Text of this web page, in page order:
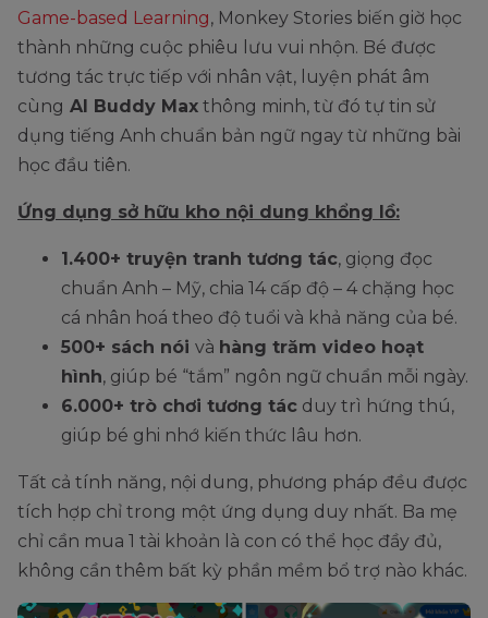
Game-based Learning, Monkey Stories biến giờ học
thành những cuộc phiêu lưu vui nhộn. Bé được
tương tác trực tiếp với nhân vật, luyện phát âm
cùng AI Buddy Max thông minh, từ đó tự tin sử
dụng tiếng Anh chuẩn bản ngữ ngay từ những bài
học đầu tiên.
Ứng dụng sở hữu kho nội dung khổng lồ:
1.400+ truyện tranh tương tác, giọng đọc
chuẩn Anh – Mỹ, chia 14 cấp độ – 4 chặng học
cá nhân hoá theo độ tuổi và khả năng của bé.
500+ sách nói và hàng trăm video hoạt
hình, giúp bé “tắm” ngôn ngữ chuẩn mỗi ngày.
6.000+ trò chơi tương tác duy trì hứng thú,
giúp bé ghi nhớ kiến thức lâu hơn.
Tất cả tính năng, nội dung, phương pháp đều được
tích hợp chỉ trong một ứng dụng duy nhất. Ba mẹ
chỉ cần mua 1 tài khoản là con có thể học đầy đủ,
không cần thêm bất kỳ phần mềm bổ trợ nào khác.